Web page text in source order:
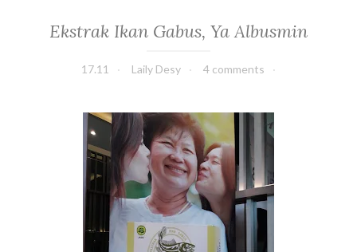
Ekstrak Ikan Gabus, Ya Albusmin
17.11 Laily Desy 4 comments